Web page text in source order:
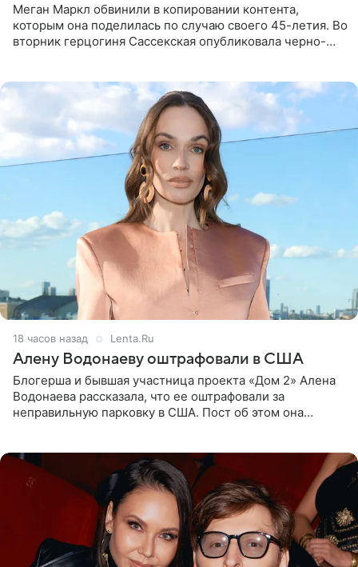
Меган Маркл обвинили в копировании контента,
которым она поделилась по случаю своего 45-летия. Во
вторник герцогиня Сассекская опубликовала черно-
18 часов назад Lenta.Ru
Алену Водонаеву оштрафовали в США
Блогерша и бывшая участница проекта «Дом 2» Алена
Водонаева рассказала, что ее оштрафовали за
неправильную парковку в США. Пост об этом она